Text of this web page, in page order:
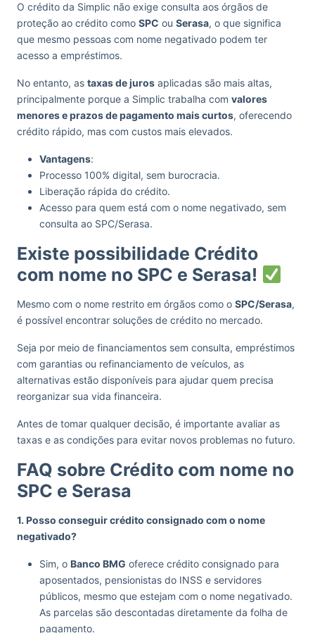
O crédito da Simplic não exige consulta aos órgãos de
proteção ao crédito como SPC ou Serasa, o que significa
que mesmo pessoas com nome negativado podem ter
acesso a empréstimos.
No entanto, as taxas de juros aplicadas são mais altas,
principalmente porque a Simplic trabalha com valores
menores e prazos de pagamento mais curtos, oferecendo
crédito rápido, mas com custos mais elevados.
Vantagens:
Processo 100% digital, sem burocracia.
Liberação rápida do crédito.
Acesso para quem está com o nome negativado, sem
consulta ao SPC/Serasa.
Existe possibilidade Crédito
com nome no SPC e Serasa!
Mesmo com o nome restrito em órgãos como o SPC/Serasa,
é possível encontrar soluções de crédito no mercado.
Seja por meio de financiamentos sem consulta, empréstimos
com garantias ou refinanciamento de veículos, as
alternativas estão disponíveis para ajudar quem precisa
reorganizar sua vida financeira.
Antes de tomar qualquer decisão, é importante avaliar as
taxas e as condições para evitar novos problemas no futuro.
FAQ sobre Crédito com nome no
SPC e Serasa
1. Posso conseguir crédito consignado com o nome
negativado?
Sim, o Banco BMG oferece crédito consignado para
aposentados, pensionistas do INSS e servidores
públicos, mesmo que estejam com o nome negativado.
As parcelas são descontadas diretamente da folha de
pagamento.